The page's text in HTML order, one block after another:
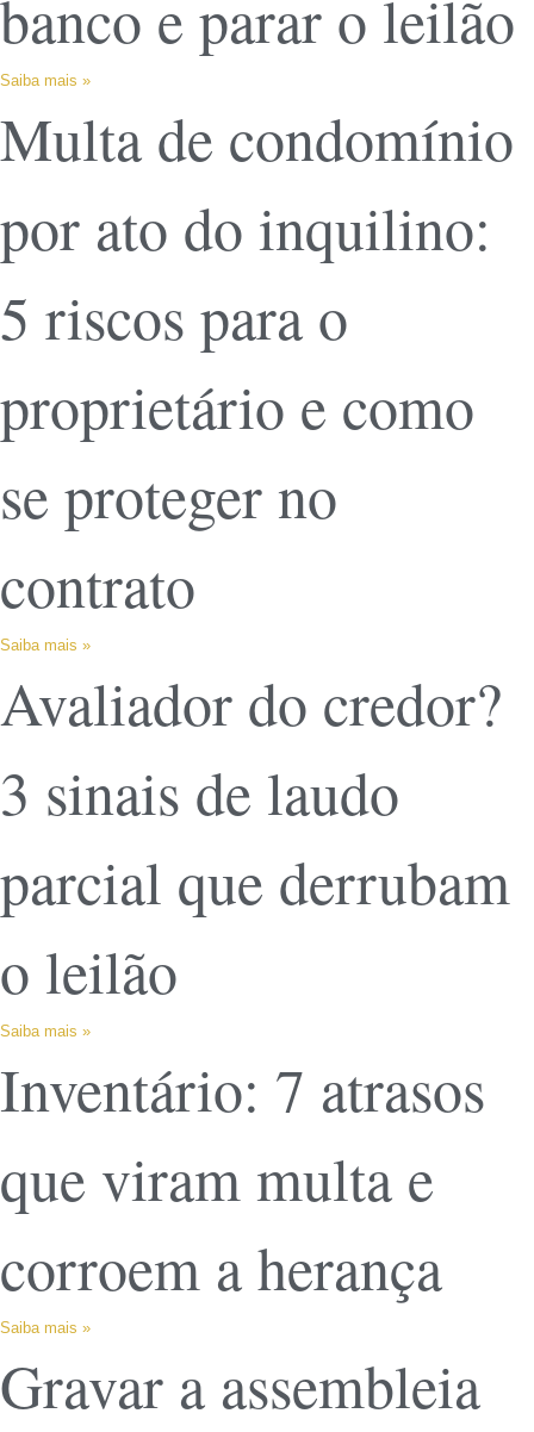
banco e parar o leilão
Saiba mais »
Multa de condomínio
por ato do inquilino:
5 riscos para o
proprietário e como
se proteger no
contrato
Saiba mais »
Avaliador do credor?
3 sinais de laudo
parcial que derrubam
o leilão
Saiba mais »
Inventário: 7 atrasos
que viram multa e
corroem a herança
Saiba mais »
Gravar a assembleia